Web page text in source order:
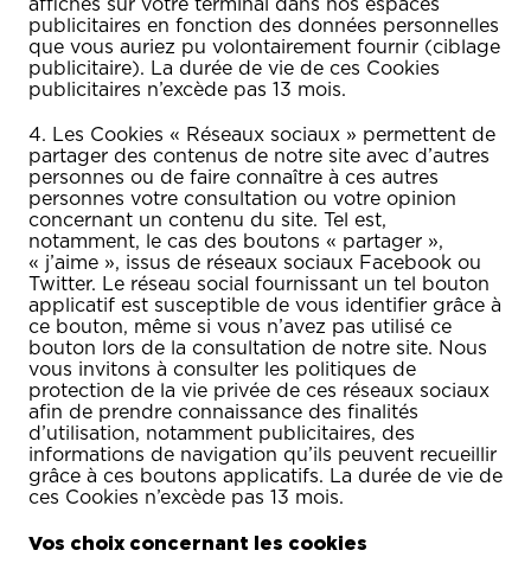
affichés sur votre terminal dans nos espaces
publicitaires en fonction des données personnelles
que vous auriez pu volontairement fournir (ciblage
publicitaire). La durée de vie de ces Cookies
publicitaires n’excède pas 13 mois.
4. Les Cookies « Réseaux sociaux » permettent de
partager des contenus de notre site avec d’autres
personnes ou de faire connaître à ces autres
personnes votre consultation ou votre opinion
concernant un contenu du site. Tel est,
notamment, le cas des boutons « partager »,
« j’aime », issus de réseaux sociaux Facebook ou
Twitter. Le réseau social fournissant un tel bouton
applicatif est susceptible de vous identifier grâce à
ce bouton, même si vous n’avez pas utilisé ce
bouton lors de la consultation de notre site. Nous
vous invitons à consulter les politiques de
protection de la vie privée de ces réseaux sociaux
afin de prendre connaissance des finalités
d’utilisation, notamment publicitaires, des
informations de navigation qu’ils peuvent recueillir
grâce à ces boutons applicatifs. La durée de vie de
ces Cookies n’excède pas 13 mois.
Vos choix concernant les cookies